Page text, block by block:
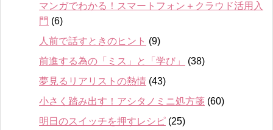
マンガでわかる！スマートフォン＋クラウド活用入
門 (6)
人前で話すときのヒント (9)
前進する為の「ミス」と「学び」
(38)
夢見るリアリストの熱情 (43)
小さく踏み出す！アシタノミニ処方箋 (60)
明日のスイッチを押すレシピ (25)